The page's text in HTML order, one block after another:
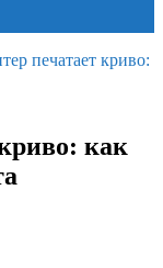
печатает криво:
как